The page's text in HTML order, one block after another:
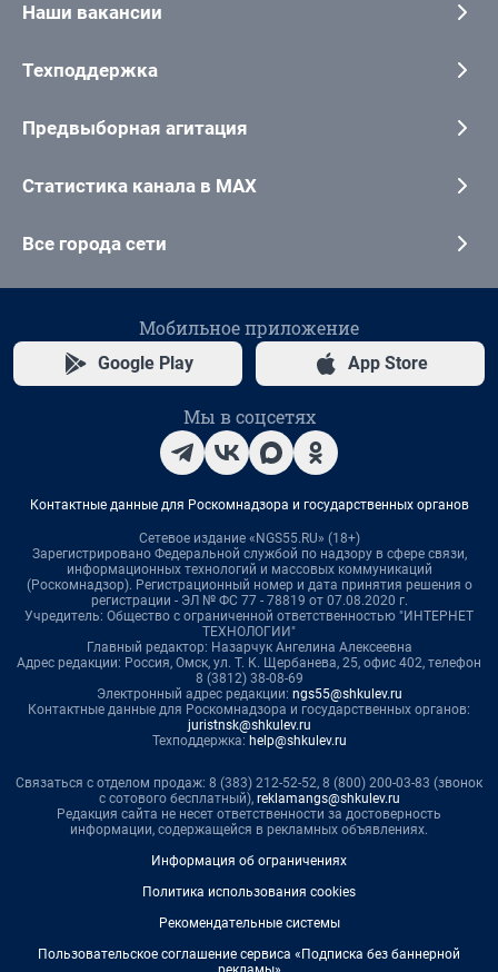
Наши вакансии
Техподдержка
Предвыборная агитация
Статистика канала в MAX
Все города сети
Мобильное приложение
Google Play App Store
Мы в соцсетях
Контактные данные для Роскомнадзора и государственных органов
Сетевое издание «NGS55.RU» (18+)
Зарегистрировано Федеральной службой по надзору в сфере связи,
информационных технологий и массовых коммуникаций
(Роскомнадзор). Регистрационный номер и дата принятия решения о
регистрации - ЭЛ № ФС 77 - 78819 от 07.08.2020 г.
Учредитель: Общество с ограниченной ответственностью "ИНТЕРНЕТ
ТЕХНОЛОГИИ"
Главный редактор: Назарчук Ангелина Алексеевна
Адрес редакции: Россия, Омск, ул. Т. К. Щербанева, 25, офис 402, телефон
8 (3812) 38-08-69
Электронный адрес редакции: ngs55@shkulev.ru
Контактные данные для Роскомнадзора и государственных органов:
juristnsk@shkulev.ru
Техподдержка: help@shkulev.ru
Связаться с отделом продаж: 8 (383) 212-52-52, 8 (800) 200-03-83 (звонок
с сотового бесплатный), reklamangs@shkulev.ru
Редакция сайта не несет ответственности за достоверность
информации, содержащейся в рекламных объявлениях.
Информация об ограничениях
Политика использования cookies
Рекомендательные системы
Пользовательское соглашение сервиса «Подписка без баннерной